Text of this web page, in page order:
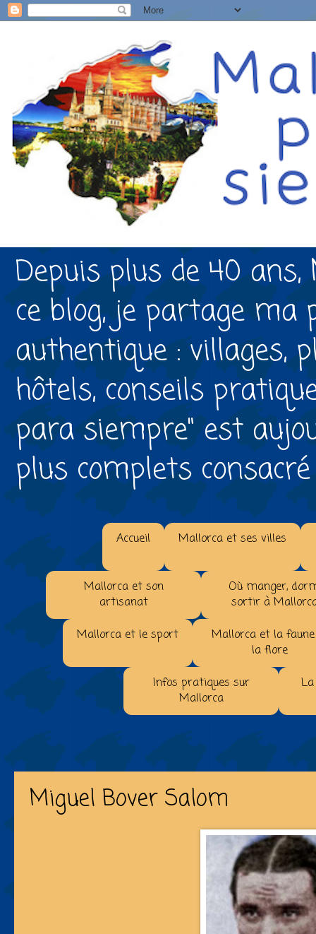
Depuis plus de 40
ce blog, je partage
authentique : villages,
hôtels, conseils
para siempre" est
plus complets consacré
Accueil Mallorca et ses villes
Mallorca et son
artisanat
Où manger,
sortir à
Mallorca et le sport
Mallorca et la
la flore
Infos pratiques sur
Mallorca
Miguel Bover Salom